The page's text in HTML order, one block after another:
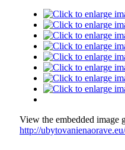
View the embedded image
http://